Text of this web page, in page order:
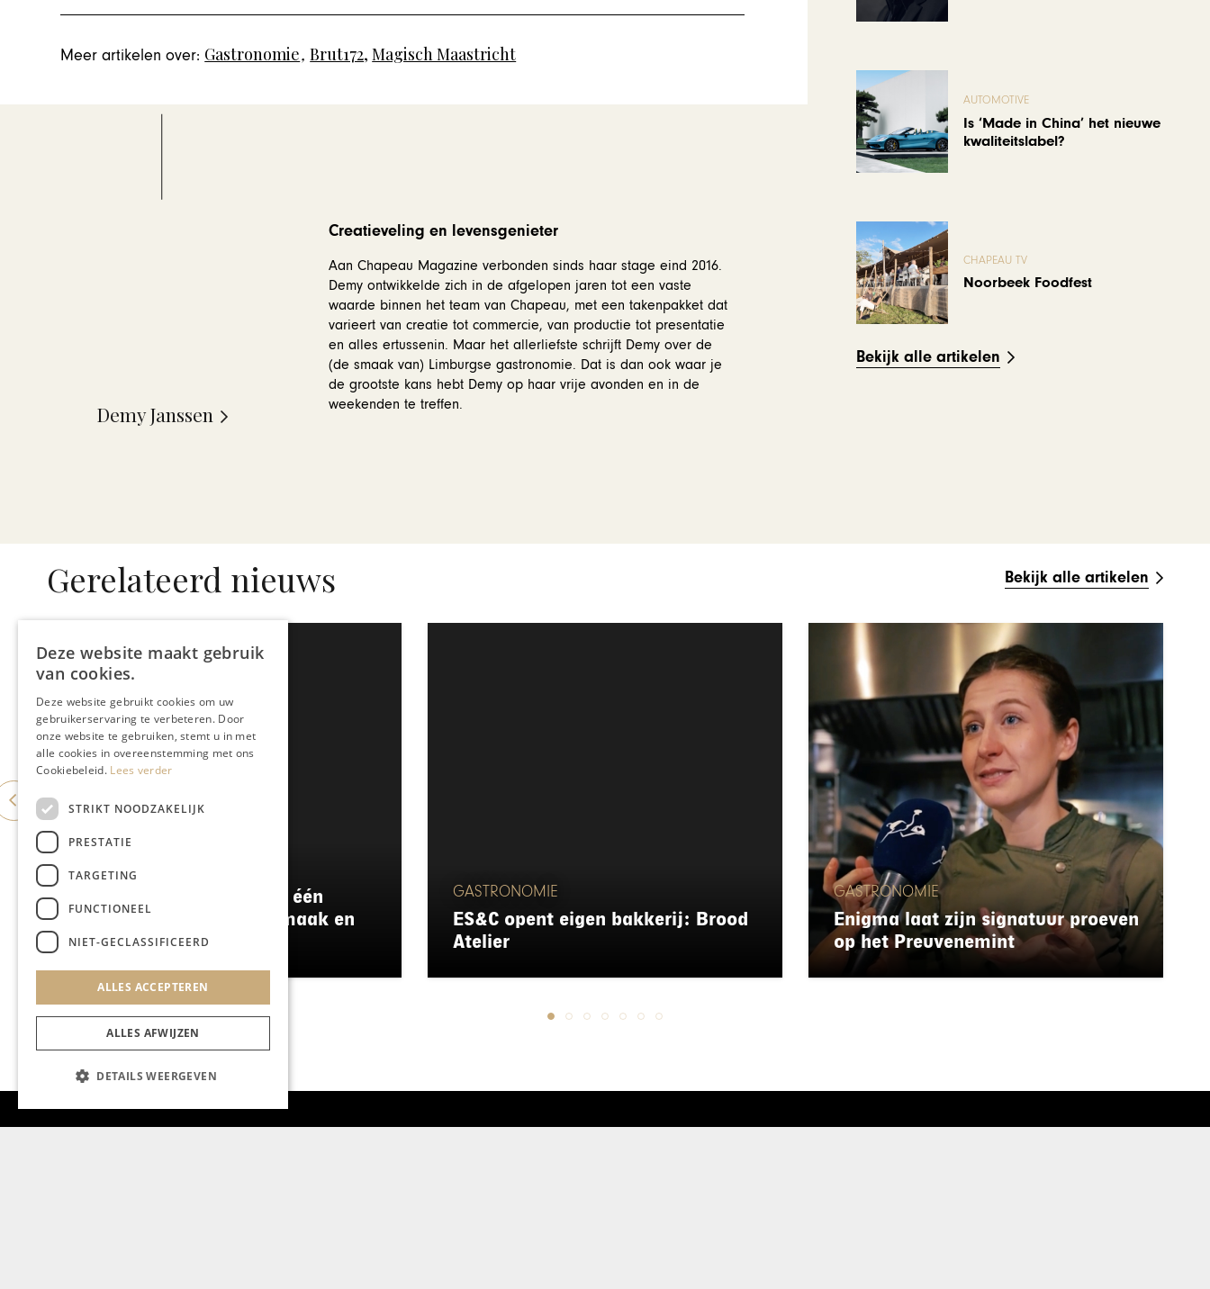
Meer artikelen over: Gastronomie, Brut172,Magisch Maastricht
Demy Janssen
Creatieveling en levensgenieter
Aan Chapeau Magazine verbonden sinds haar stage eind 2016.
Demy ontwikkelde zich in de afgelopen jaren tot een vaste
waarde binnen het team van Chapeau, met een takenpakket dat
varieert van creatie tot commercie, van productie tot presentatie
en alles ertussenin. Maar het allerliefste schrijft Demy over de
(de smaak van) Limburgse gastronomie. Dat is dan ook waar je
de grootste kans hebt Demy op haar vrije avonden en in de
weekenden te treffen.
AUTOMOTIVE
Is ‘Made in China’ het nieuwe
kwaliteitslabel?
CHAPEAU TV
Noorbeek Foodfest
Bekijk alle artikelen
Gerelateerd nieuws Bekijk alle artikelen
GASTRONOMIE
Damianz stapt over naar één
menu: meer kwaliteit, smaak en
duurzaamheid
GASTRONOMIE
ES&C opent eigen bakkerij: Brood
Atelier
GASTRONOMIE
Enigma laat zijn signatuur proeven
op het Preuvenemint
Deze website maakt gebruik
van cookies.
Deze website gebruikt cookies om uw
gebruikerservaring te verbeteren. Door
onze website te gebruiken, stemt u in met
alle cookies in overeenstemming met ons
Cookiebeleid. Lees verder
STRIKT NOODZAKELIJK
PRESTATIE
TARGETING
FUNCTIONEEL
NIET-GECLASSIFICEERD
ALLES ACCEPTEREN
ALLES AFWIJZEN
DETAILS WEERGEVEN